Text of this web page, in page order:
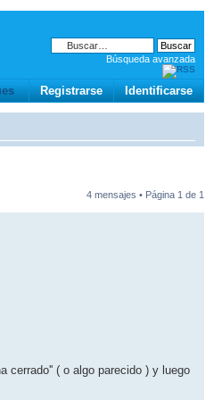
Búsqueda avanzada
Identificarse
Registrarse
4 mensajes • Página 1 de 1
cerrado'' ( o algo parecido ) y luego